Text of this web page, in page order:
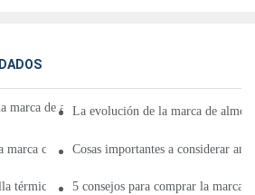
marca de almohadilla térmica es buena para
La evolución de la marca de
marca correcta de almohadillas térmicas
Cosas importantes a considerar
térmica de buena calidad.
5 consejos para comprar la marca